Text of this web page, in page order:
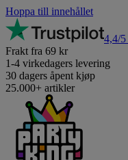
Hoppa till innehållet
4,4/5
Frakt fra 69 kr
1-4 virkedagers levering
30 dagers åpent kjøp
25.000+ artikler